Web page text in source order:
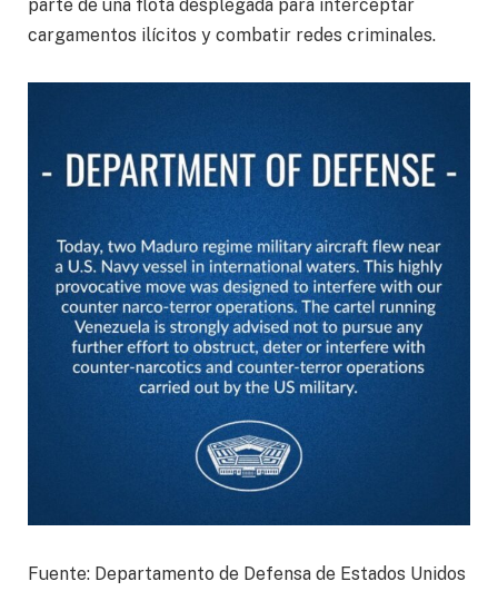
parte de una flota desplegada para interceptar
cargamentos ilícitos y combatir redes criminales.
Fuente: Departamento de Defensa de Estados Unidos